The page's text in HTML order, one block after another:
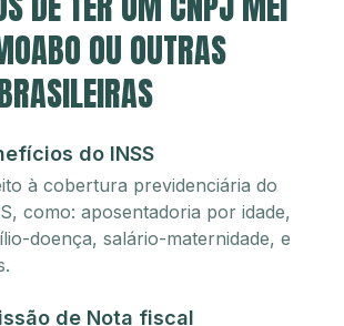
OU OUTRAS
do INSS
à cobertura previdenciária do
como: aposentadoria por idade,
doença, salário-maternidade, e
de Nota fiscal